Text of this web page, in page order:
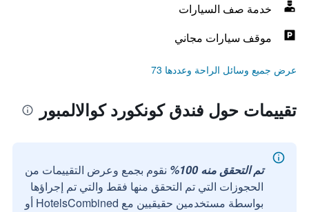
خدمة صف السيارات
موقف سيارات مجاني
عرض جميع وسائل الراحة وعددها 73
تقييمات حول فندق كونكورد كوالالمبور
تم التحقق منه 100%
نقوم بجمع وعرض التقييمات من
الحجوزات التي تم التحقق منها فقط والتي تم إجراؤها
بواسطة مستخدمين حقيقيين مع HotelsCombined أو